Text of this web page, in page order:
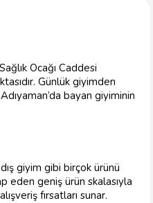
Ocağı Caddesi
Günlük giyimden
bayan giyiminin
giyim gibi birçok ürünü
eden geniş ürün skalasıyla
fırsatları sunar.